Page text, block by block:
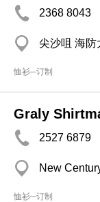
2368 8043
尖沙咀 海防
恤衫─订制
Graly
2527 6879
New
恤衫─订制